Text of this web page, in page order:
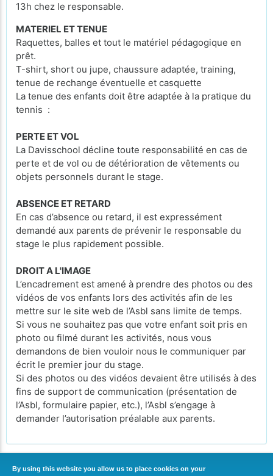
13h chez le responsable.
MATERIEL ET TENUE
Raquettes, balles et tout le matériel pédagogique en
prêt.
T-shirt, short ou jupe, chaussure adaptée, training,
tenue de rechange éventuelle et casquette
La tenue des enfants doit être adaptée à la pratique du
tennis :
PERTE ET VOL
La Davisschool décline toute responsabilité en cas de
perte et de vol ou de détérioration de vêtements ou
objets personnels durant le stage.
ABSENCE ET RETARD
En cas d’absence ou retard, il est expressément
demandé aux parents de prévenir le responsable du
stage le plus rapidement possible.
DROIT A L'IMAGE
L’encadrement est amené à prendre des photos ou des
vidéos de vos enfants lors des activités afin de les
mettre sur le site web de l’Asbl sans limite de temps.
Si vous ne souhaitez pas que votre enfant soit pris en
photo ou filmé durant les activités, nous vous
demandons de bien vouloir nous le communiquer par
écrit le premier jour du stage.
Si des photos ou des vidéos devaient être utilisés à des
fins de support de communication (présentation de
l’Asbl, formulaire papier, etc.), l’Asbl s’engage à
demander l’autorisation préalable aux parents.
By using this website you allow us to place cookies on your